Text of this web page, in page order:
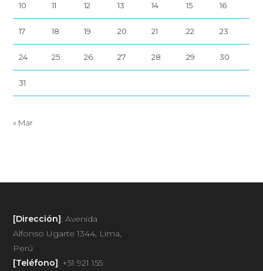
10 11 12 13 14 15 16
17 18 19 20 21 22 23
24 25 26 27 28 29 30
31
« Mar
[Dirección]: Avenida
Alfonso Ugarte 1344, Lima,
Perú
[Teléfono]: +51 921 155